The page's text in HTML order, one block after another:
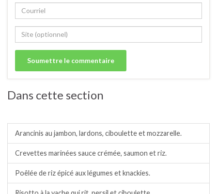
Dans cette section
Arancinis au jambon, lardons, ciboulette et mozzarelle.
Crevettes marinées sauce crémée, saumon et riz.
Poêlée de riz épicé aux légumes et knackies.